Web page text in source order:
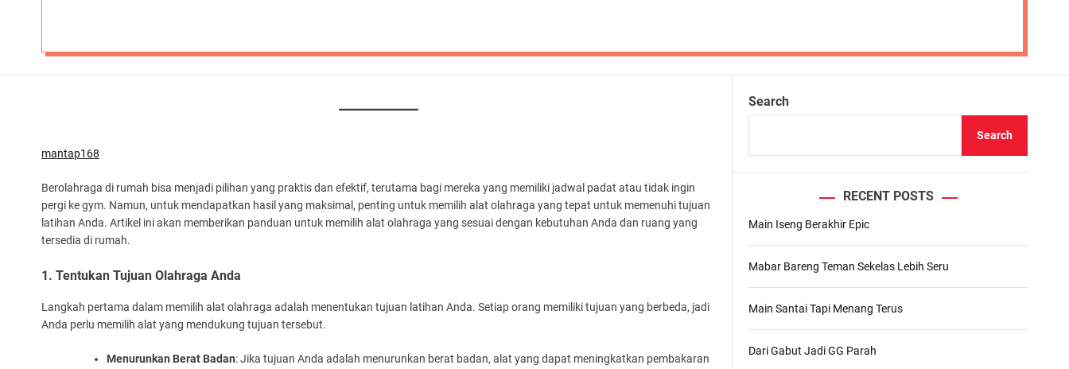
mantap168
Berolahraga di rumah bisa menjadi pilihan yang praktis dan efektif, terutama bagi mereka yang memiliki jadwal padat atau tidak ingin
pergi ke gym. Namun, untuk mendapatkan hasil yang maksimal, penting untuk memilih alat olahraga yang tepat untuk memenuhi tujuan
latihan Anda. Artikel ini akan memberikan panduan untuk memilih alat olahraga yang sesuai dengan kebutuhan Anda dan ruang yang
tersedia di rumah.
1. Tentukan Tujuan Olahraga Anda
Langkah pertama dalam memilih alat olahraga adalah menentukan tujuan latihan Anda. Setiap orang memiliki tujuan yang berbeda, jadi
Anda perlu memilih alat yang mendukung tujuan tersebut.
Menurunkan Berat Badan: Jika tujuan Anda adalah menurunkan berat badan, alat yang dapat meningkatkan pembakaran
Search
Search
RECENT POSTS
Main Iseng Berakhir Epic
Mabar Bareng Teman Sekelas Lebih Seru
Main Santai Tapi Menang Terus
Dari Gabut Jadi GG Parah